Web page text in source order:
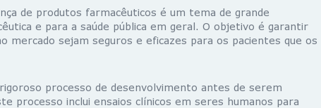
de produtos farmacêuticos é um tema de grande
e para a saúde pública em geral. O objetivo é garantir
mercado sejam seguros e eficazes para os pacientes que os
processo de desenvolvimento antes de serem
processo inclui ensaios clínicos em seres humanos para